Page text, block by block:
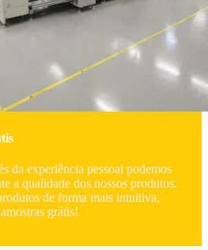
da experiência pessoal podemos
a qualidade dos nossos produtos.
de forma mais intuitiva,
grátis!